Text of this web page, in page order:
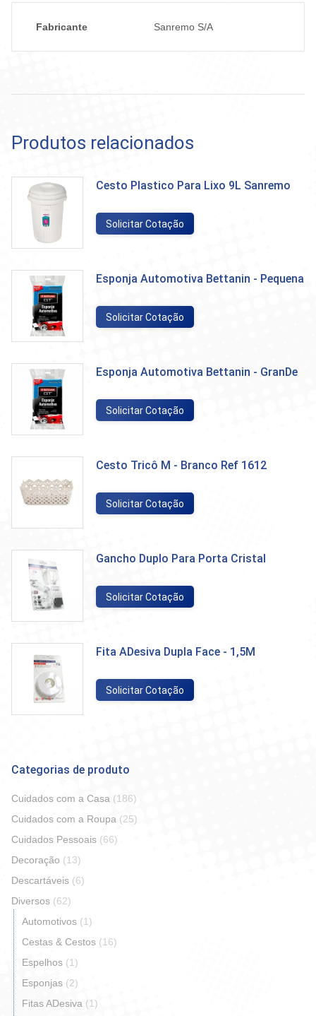
Fabricante Sanremo S/A
Produtos relacionados
Cesto Plastico Para Lixo 9L Sanremo
Solicitar Cotação
Esponja Automotiva Bettanin - Pequena
Solicitar Cotação
Esponja Automotiva Bettanin - GranDe
Solicitar Cotação
Cesto Tricô M - Branco Ref 1612
Solicitar Cotação
Gancho Duplo Para Porta Cristal
Solicitar Cotação
Fita ADesiva Dupla Face - 1,5M
Solicitar Cotação
Categorias de produto
Cuidados com a Casa (186)
Cuidados com a Roupa (25)
Cuidados Pessoais (66)
Decoração (13)
Descartáveis (6)
Diversos (62)
Automotivos (1)
Cestas & Cestos (16)
Espelhos (1)
Esponjas (2)
Fitas ADesiva (1)